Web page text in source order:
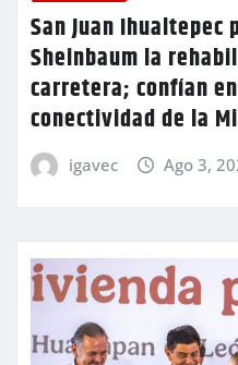
San Juan Ihualtepec
Sheinbaum la
carretera; confían
conectividad de la
igavec Ago 3,